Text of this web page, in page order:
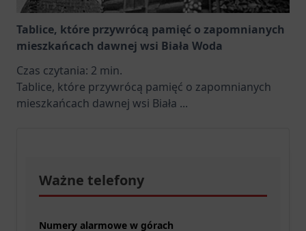
Tablice, które przywrócą pamięć o zapomnianych
mieszkańcach dawnej wsi Biała Woda
Czas czytania: 2 min.
Tablice, które przywrócą pamięć o zapomnianych
mieszkańcach dawnej wsi Biała ...
Ważne telefony
Numery alarmowe w górach